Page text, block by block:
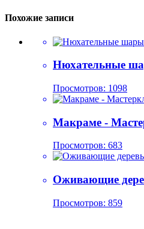
Похожие записи
Нюхательные
Просмотров: 1098
Макраме -
Просмотров: 683
Оживающие
Просмотров: 859